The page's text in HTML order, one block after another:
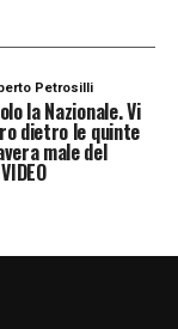
Petrosilli
la Nazionale. Vi
dietro le quinte
male del